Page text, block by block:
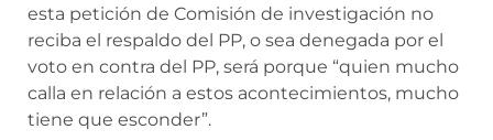
esta petición de Comisión de investigación no
reciba el respaldo del PP, o sea denegada por el
voto en contra del PP, será porque “quien mucho
calla en relación a estos acontecimientos, mucho
tiene que esconder”.